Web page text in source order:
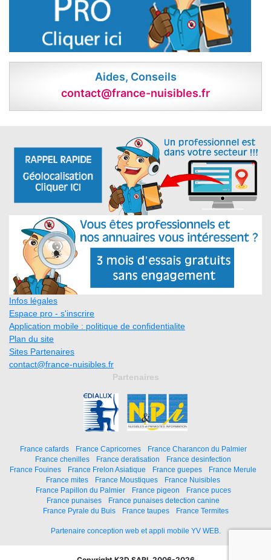
Aides, Conseils
contact@france-nuisibles.fr
Infos légales
Espace pro - s'inscrire
Application mobile : politique de confidentialite
Plan du site
Sites Partenaires
contact@france-nuisibles.fr
Partenaires
France cafards France Capricornes
France Charancon du Palmier
France chenilles
France deratisation
France desinfection
France Fouines
France Frelon Asiatique France guepes
France Merule
France mites
France Moustiques
France Nuisibles
France Papillon du Palmier
France pigeon
France puces
France punaises
France punaises detection canine
France Pyrale du Buis
France taupes France Termites
Partenaire conception web et appli mobile YV WEB.